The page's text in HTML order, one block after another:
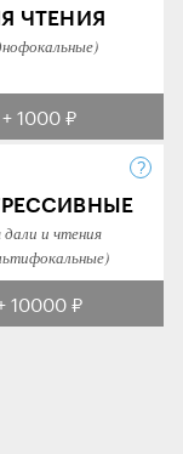
ЧТЕНИЯ
+ 1000 ₽
дали и чтения
10000 ₽